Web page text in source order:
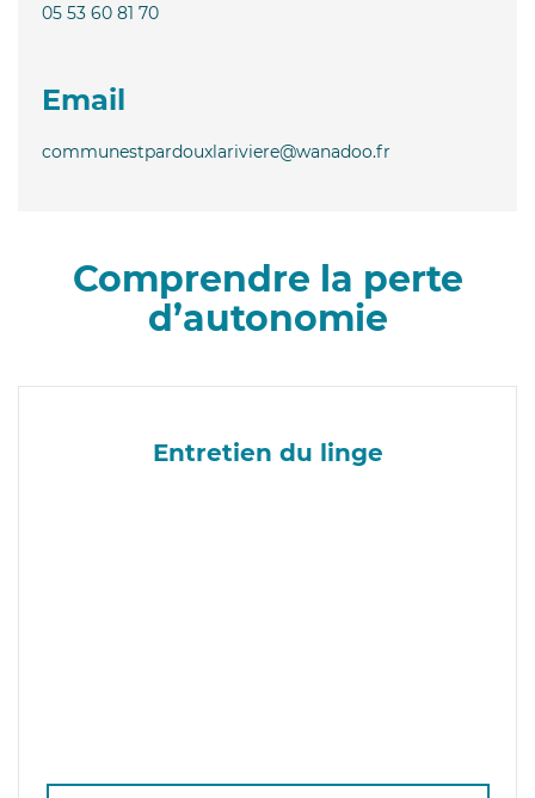
05 53 60 81 70
Email
communestpardouxlariviere@wanadoo.fr
Comprendre la perte
d’autonomie
Entretien du linge